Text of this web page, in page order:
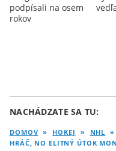
podpísali na osem
rokov
NACHÁDZATE SA TU:
DOMOV » HOKEJ » NHL »
HRÁČ, NO ELITNÝ ÚTOK